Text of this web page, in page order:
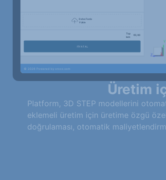
Üretim
Platform, 3D STEP modellerini
eklemeli üretim için üretime özgü
doğrulaması, otomatik